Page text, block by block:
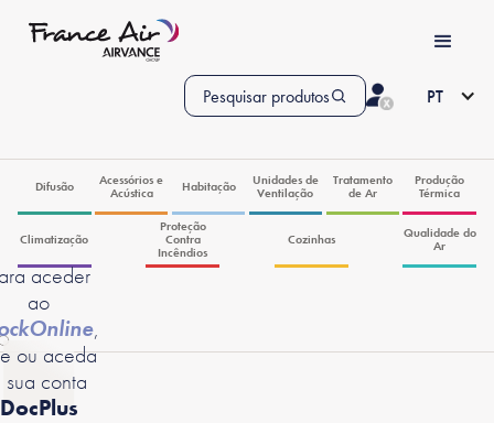
Pesquisar produtos PT
Difusão
Acessórios e
Acústica
Habitação
Unidades de
Ventilação
Tratamento
de Ar
Produção
Térmica
Climatização
Proteção
Contra
Incêndios
Cozinhas
Qualidade do
Ar
aceder
ao
,
ou aceda
sua conta
DocPlus